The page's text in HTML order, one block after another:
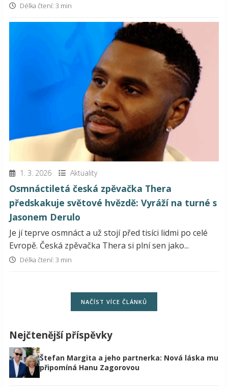
Délka čtení: 3 min
1. 3. 2026 Aktuality
Osmnáctiletá česká zpěvačka Thera
předskakuje světové hvězdě: Vyráží na turné s
Jasonem Derulo
Je jí teprve osmnáct a už stojí před tisíci lidmi po celé
Evropě. Česká zpěvačka Thera si plní sen jako...
Délka čtení: 3 min
NAČÍST VÍCE ČLÁNKŮ
Nejčtenější příspěvky
Štefan Margita a jeho partnerka: Nová láska mu
připomíná Hanu Zagorovou